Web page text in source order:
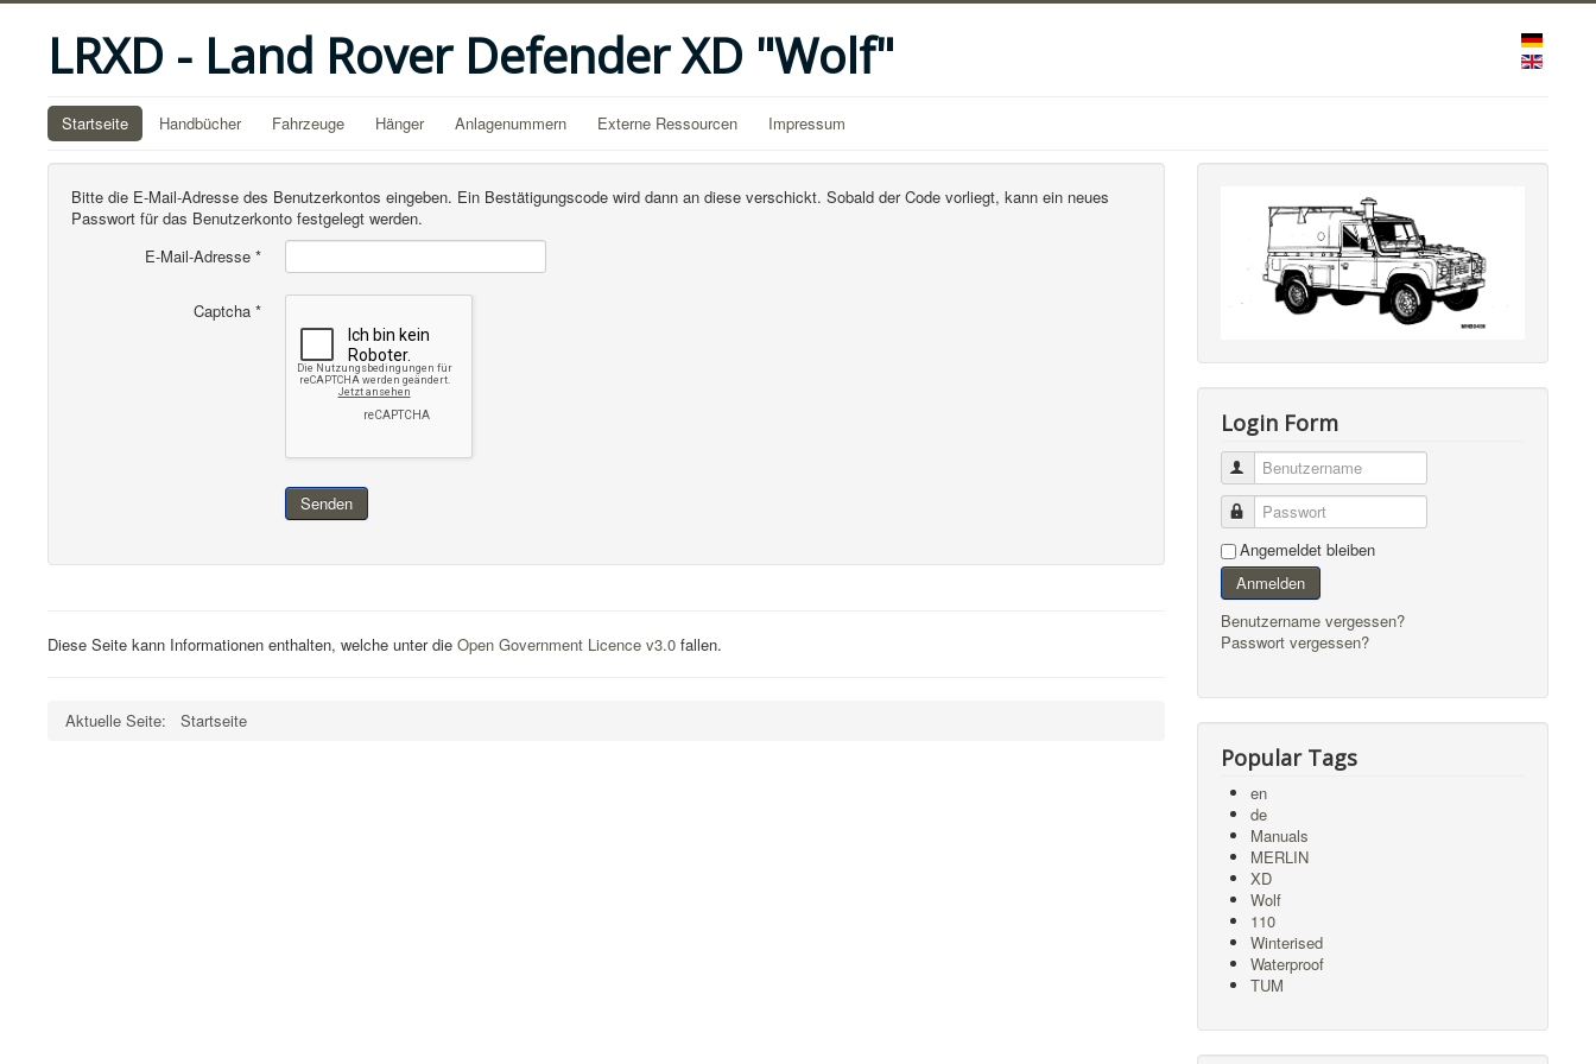
LRXD - Land Rover Defender XD "Wolf"
Startseite Handbücher Fahrzeuge Hänger Anlagenummern Externe Ressourcen Impressum
Bitte die E-Mail-Adresse des Benutzerkontos eingeben. Ein Bestätigungscode wird dann an diese verschickt. Sobald der Code vorliegt, kann ein neues
Passwort für das Benutzerkonto festgelegt werden.
E-Mail-Adresse *
Captcha *
Senden
Diese Seite kann Informationen enthalten, welche unter die Open Government Licence v3.0 fallen.
Aktuelle Seite: Startseite
Login Form
Benutzername
Passwort
Angemeldet bleiben
Anmelden
Benutzername vergessen?
Passwort vergessen?
Popular Tags
en
de
Manuals
MERLIN
XD
Wolf
110
Winterised
Waterproof
TUM